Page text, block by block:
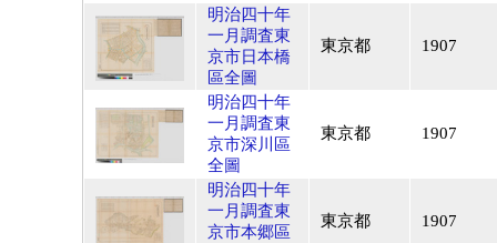
明治四十年
一月調査東
京市日本橋
區全圖
東京都 1907
明治四十年
一月調査東
京市深川區
全圖
東京都 1907
明治四十年
一月調査東
京市本郷區
東京都 1907